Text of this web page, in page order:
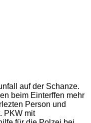
auf der Schanze.
beim Einterffen mehr
Person und
PKW mit